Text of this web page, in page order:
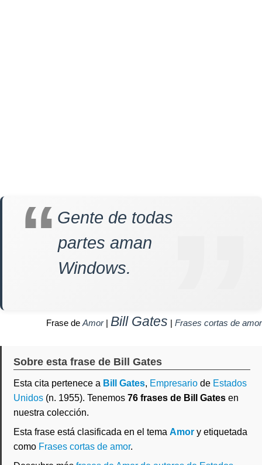
Gente de todas
partes aman
Windows.
Frase de Amor| Bill Gates | Frases cortas de amor
Sobre esta frase de Bill Gates
Esta cita pertenece a Bill Gates, Empresario de Estados
Unidos (n. 1955). Tenemos 76 frases de Bill Gates en
nuestra colección.
Esta frase está clasificada en el tema Amor y etiquetada
como Frases cortas de amor.